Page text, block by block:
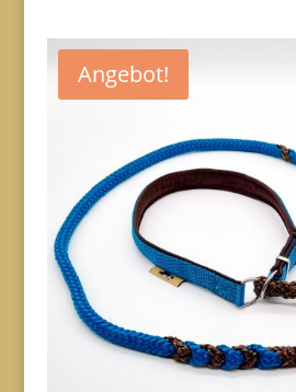
Angebot!